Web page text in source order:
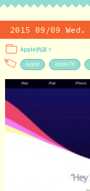
2015 09/09 Wed.
Apple的諸々
Apple Apple TV